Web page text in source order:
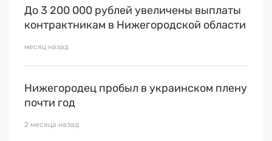
До 3 200 000 рублей увеличены выплаты
контрактникам в Нижегородской области
месяц назад
Нижегородец пробыл в украинском плену
почти год
2 месяца назад